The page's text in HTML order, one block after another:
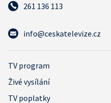
261 136 113
info@ceskatelevize.cz
TV program
Živé vysílání
TV poplatky